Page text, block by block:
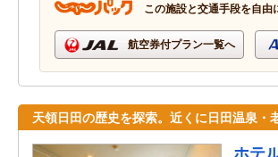
この施設と交通手段を自
航空券付プラン一覧へ
天領日田の歴史を探索。近くに日田温泉・